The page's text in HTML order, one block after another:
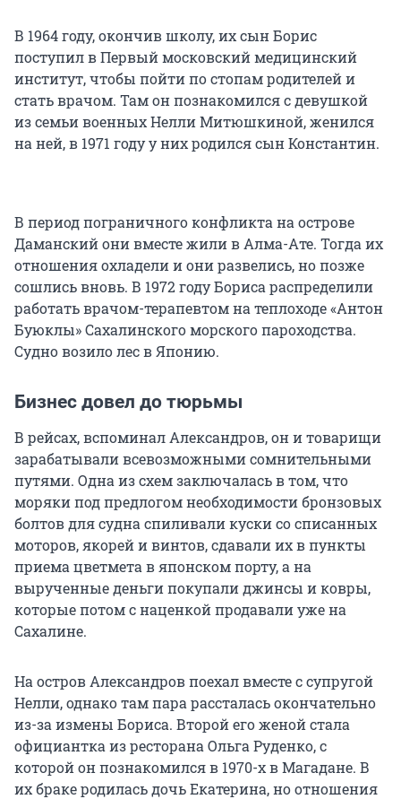
В 1964 году, окончив школу, их сын Борис
поступил в Первый московский медицинский
институт, чтобы пойти по стопам родителей и
стать врачом. Там он познакомился с девушкой
из семьи военных Нелли Митюшкиной, женился
на ней, в 1971 году у них родился сын Константин.
В период пограничного конфликта на острове
Даманский они вместе жили в Алма-Ате. Тогда их
отношения охладели и они развелись, но позже
сошлись вновь. В 1972 году Бориса распределили
работать врачом-терапевтом на теплоходе «Антон
Буюклы» Сахалинского морского пароходства.
Судно возило лес в Японию.
Бизнес довел до тюрьмы
В рейсах, вспоминал Александров, он и товарищи
зарабатывали всевозможными сомнительными
путями. Одна из схем заключалась в том, что
моряки под предлогом необходимости бронзовых
болтов для судна спиливали куски со списанных
моторов, якорей и винтов, сдавали их в пункты
приема цветмета в японском порту, а на
вырученные деньги покупали джинсы и ковры,
которые потом с наценкой продавали уже на
Сахалине.
На остров Александров поехал вместе с супругой
Нелли, однако там пара рассталась окончательно
из-за измены Бориса. Второй его женой стала
официантка из ресторана Ольга Руденко, с
которой он познакомился в 1970-х в Магадане. В
их браке родилась дочь Екатерина, но отношения